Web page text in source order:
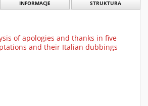
INFORMACJE STRUKTURA
of apologies and thanks in five
and their Italian dubbings